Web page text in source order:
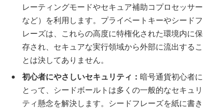
レーティングモードやセキュア補助コプロセッサー
など）を利用します。プライベートキーやシードフ
レーズは、これらの高度に特権化された環境内に保
存され、セキュアな実行領域から外部に流出するこ
とは決してありません。
初心者にやさしいセキュリティ： 暗号通貨初心者に
とって、シードボールトは多くの一般的なセキュリ
ティ懸念を解決します。シードフレーズを紙に書き